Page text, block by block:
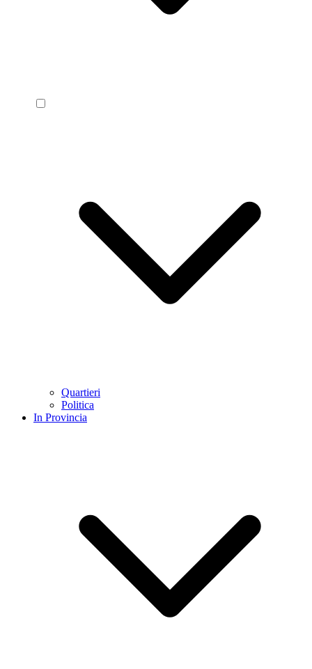
Quartieri
Politica
In Provincia